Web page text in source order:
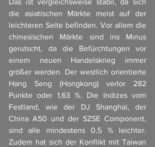
Das ist vergleichsweise stabil, da sich
die asiatischen Märkte meist auf der
leichteren Seite befinden. Vor allem die
chinesischen Märkte sind ins Minus
gerutscht, da die Befürchtungen vor
einem neuen Handelskrieg immer
größer werden. Der westlich orientierte
Hang Seng (Hongkong) verlor 282
Punkte oder 1,63 %. Die Indizes vom
Festland, wie der DJ Shanghai, der
China A50 und der SZSE Component,
sind alle mindestens 0,5 % leichter.
Zudem hat sich der Konflikt mit Taiwan